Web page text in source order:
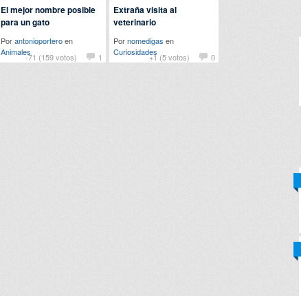
-71 (159 votos)
1
El mejor nombre posible
para un gato
Porantonioporteroen
Animales
+1 (5 votos) 0
Extraña visita al
veterinario
Pornomedigas en
Curiosidades